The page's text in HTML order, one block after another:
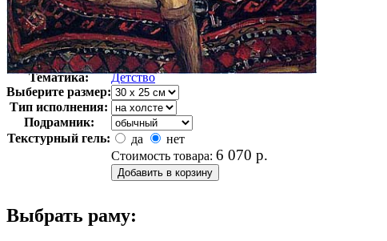
Автор:
Лебаск Анри
Арт-стиль
Импрессионизм
Тематика:
Детство
Выберите размер:
Тип исполнения:
Подрамник:
Текстурный гель:
да
нет
Стоимость товара: 6 070 р.
Выбрать раму: